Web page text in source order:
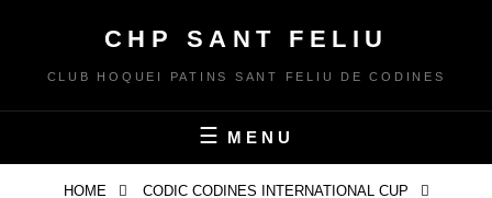
content
CHP SANT FELIU
CLUB HOQUEI PATINS SANT FELIU DE CODINES
MENU
HOME CODIC CODINES INTERNATIONAL CUP